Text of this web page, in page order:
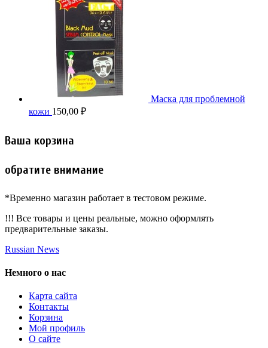
Маска для проблемной
кожи 150,00 ₽
Ваша корзина
обратите внимание
*Временно магазин работает в тестовом режиме.
!!! Все товары и цены реальные, можно оформлять
предварительные заказы.
Russian News
Немного о нас
Карта сайта
Контакты
Корзина
Мой профиль
О сайте